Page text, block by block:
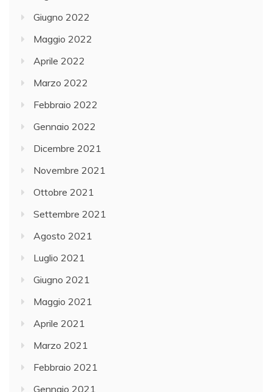
Giugno 2022
Maggio 2022
Aprile 2022
Marzo 2022
Febbraio 2022
Gennaio 2022
Dicembre 2021
Novembre 2021
Ottobre 2021
Settembre 2021
Agosto 2021
Luglio 2021
Giugno 2021
Maggio 2021
Aprile 2021
Marzo 2021
Febbraio 2021
Gennaio 2021